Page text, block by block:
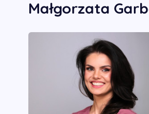
Małgorzata